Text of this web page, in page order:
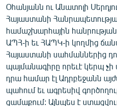
ՄԻՋԱԶԳԱՅԻՆ
ՄՇԱԿՈՒՅԹ
ՍՊՈՐՏ
ՄԵԿՆԱԲԱՆՈՒԹՅՈՒՆ
ՏՏ ԵՒ ԻՆՏԵՐՆԵՏ
ԿՈՐՈՆԱՎԻՐՈՒՍ
Օհանյանն ու Անատոլի
Հայաստանի
համաշխարհային
ԱՊՀ-ի եւ ՀԱՊԿ-ի կողմից
Հայաստանի սահմաններից
պայմանագիրը որեւէ կերպ
դրա համար էլ Ադրբեջանն
պահում եւ ագրեսիվ
ցամաքում: Այնպես է